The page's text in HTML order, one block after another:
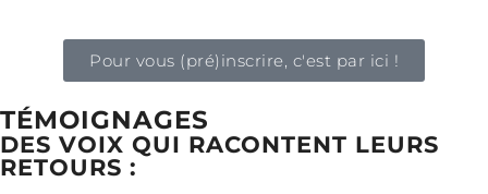
Pour vous (pré)inscrire, c'est par ici !
TÉMOIGNAGES
DES VOIX QUI RACONTENT LEURS
RETOURS :